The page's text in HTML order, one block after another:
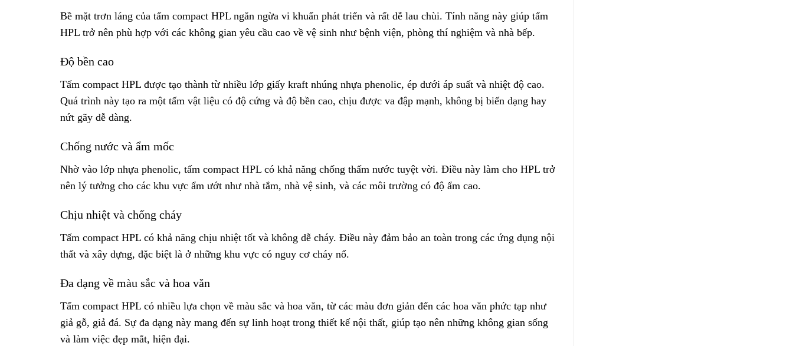
Bề mặt trơn láng của tấm compact HPL ngăn ngừa vi khuẩn phát triển và rất dễ lau chùi. Tính năng này giúp tấm
HPL trở nên phù hợp với các không gian yêu cầu cao về vệ sinh như bệnh viện, phòng thí nghiệm và nhà bếp.
Độ bền cao
Tấm compact HPL được tạo thành từ nhiều lớp giấy kraft nhúng nhựa phenolic, ép dưới áp suất và nhiệt độ cao.
Quá trình này tạo ra một tấm vật liệu có độ cứng và độ bền cao, chịu được va đập mạnh, không bị biến dạng hay
nứt gãy dễ dàng.
Chống nước và ẩm mốc
Nhờ vào lớp nhựa phenolic, tấm compact HPL có khả năng chống thấm nước tuyệt vời. Điều này làm cho HPL trở
nên lý tưởng cho các khu vực ẩm ướt như nhà tắm, nhà vệ sinh, và các môi trường có độ ẩm cao.
Chịu nhiệt và chống cháy
Tấm compact HPL có khả năng chịu nhiệt tốt và không dễ cháy. Điều này đảm bảo an toàn trong các ứng dụng nội
thất và xây dựng, đặc biệt là ở những khu vực có nguy cơ cháy nổ.
Đa dạng về màu sắc và hoa văn
Tấm compact HPL có nhiều lựa chọn về màu sắc và hoa văn, từ các màu đơn giản đến các hoa văn phức tạp như
giả gỗ, giả đá. Sự đa dạng này mang đến sự linh hoạt trong thiết kế nội thất, giúp tạo nên những không gian sống
và làm việc đẹp mắt, hiện đại.